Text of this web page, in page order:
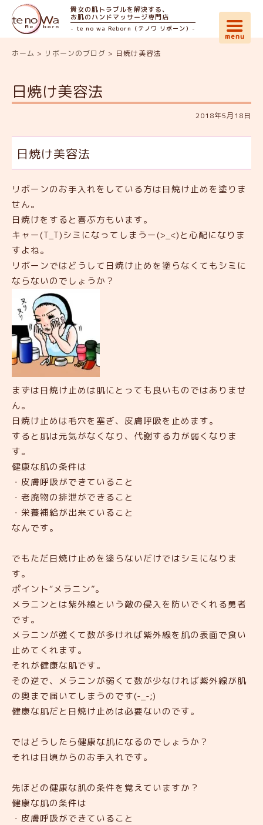
貴女の肌トラブルを解決する、
お肌のハンドマッサージ専門店
- te no wa Reborn（テノワ リボーン）-
ホーム > リボーンのブログ > 日焼け美容法
日焼け美容法
2018年5月18日
日焼け美容法
リボーンのお手入れをしている方は日焼け止めを塗りま
せん。
日焼けをすると喜ぶ方もいます。
キャー(T_T)シミになってしまうー(>_<)と心配になりま
すよね。
リボーンではどうして日焼け止めを塗らなくてもシミに
ならないのでしょうか？
まずは日焼け止めは肌にとっても良いものではありませ
ん。
日焼け止めは毛穴を塞ぎ、皮膚呼吸を止めます。
すると肌は元気がなくなり、代謝する力が弱くなりま
す。
健康な肌の条件は
・皮膚呼吸ができていること
・老廃物の排泄ができること
・栄養補給が出来ていること
なんです。
でもただ日焼け止めを塗らないだけではシミになりま
す。
ポイント“メラニン”。
メラニンとは紫外線という敵の侵入を防いでくれる勇者
です。
メラニンが強くて数が多ければ紫外線を肌の表面で食い
止めてくれます。
それが健康な肌です。
その逆で、メラニンが弱くて数が少なければ紫外線が肌
の奥まで届いてしまうのです(-_-;)
健康な肌だと日焼け止めは必要ないのです。
ではどうしたら健康な肌になるのでしょうか？
それは日頃からのお手入れです。
先ほどの健康な肌の条件を覚えていますか？
健康な肌の条件は
・皮膚呼吸ができていること